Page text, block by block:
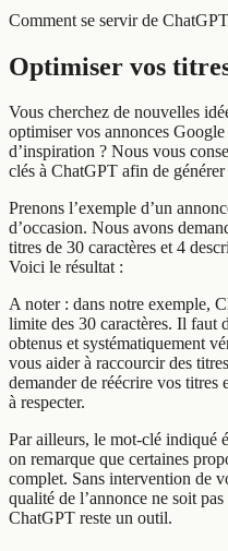
Comment se servir de
Optimiser vos
Vous cherchez de nouvelles
optimiser vos annonces
d’inspiration ? Nous vous
clés à ChatGPT afin de
Prenons l’exemple d’un
d’occasion. Nous avons
titres de 30 caractères et 4
Voici le résultat :
A noter : dans notre exemple,
limite des 30 caractères. Il faut
obtenus et systématiquement
vous aider à raccourcir des
demander de réécrire vos titres
à respecter.
Par ailleurs, le mot-clé indiqué
on remarque que certaines
complet. Sans intervention de
qualité de l’annonce ne soit
ChatGPT reste un outil.